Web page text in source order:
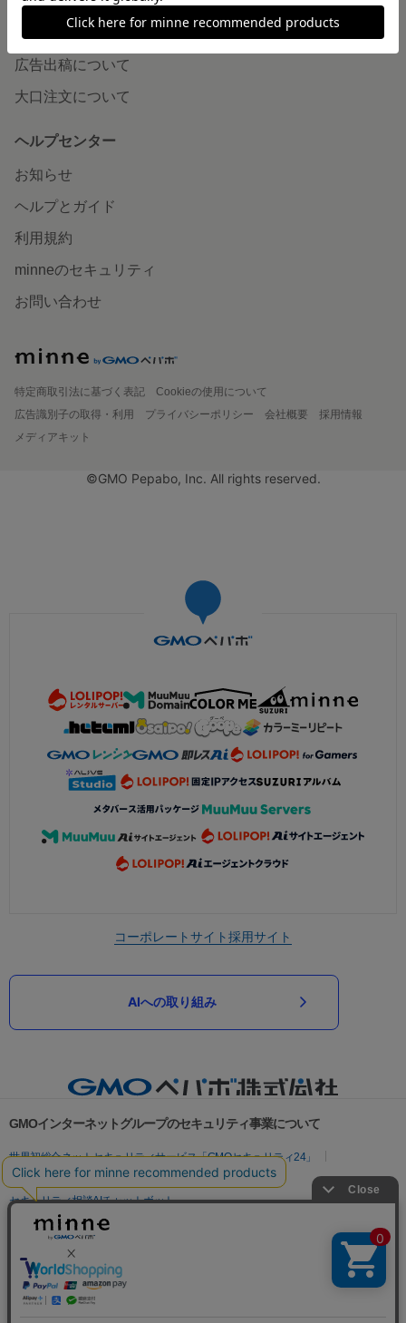
企業の方へ
広告出稿について
大口注文について
ヘルプセンター
お知らせ
ヘルプとガイド
利用規約
minneのセキュリティ
お問い合わせ
特定商取引法に基づく表記
Cookieの使用について
広告識別子の取得・利用
プライバシーポリシー 会社概要
採用情報
メディアキット
©GMO Pepabo, Inc. All rights reserved.
コーポレートサイト採用サイト
AIへの取り組み
GMOインターネットグループのセキュリティ事業について
世界初総合ネットセキュリティサービス「GMOセキュリティ24」
パスワード漏洩診断
Webサイトリスク診断
セキュリティ相談AIチャットボット
実在証明・盗聴対策
サイバー攻撃対策（GMO Flatt Security）
セキュリティ事業の軌跡